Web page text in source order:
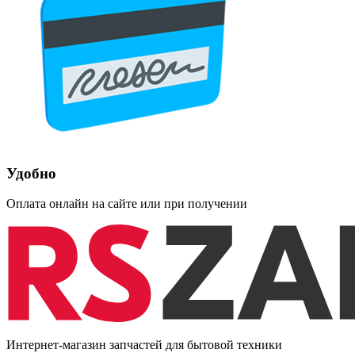
Удобно
Оплата онлайн на сайте или при получении
Интернет-магазин запчастей для бытовой техники